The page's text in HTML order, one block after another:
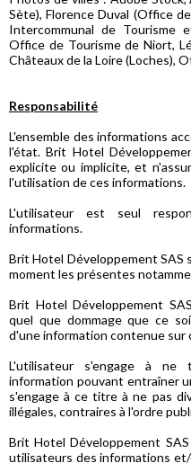
Sète), Florence Duval (Office
Intercommunal de Tourisme
Office de Tourisme de Niort,
Châteaux de la Loire (Loches),
Responsabilité
L'ensemble des informations
l'état. Brit Hotel
explicite ou implicite, et
l'utilisation de ces informations.
L'utilisateur est seul
informations.
Brit Hotel Développement SAS
moment les présentes
Brit Hotel Développement
quel que dommage que ce
d'une information contenue sur
L'utilisateur s'engage à ne
information pouvant entraîner
s'engage à ce titre à ne pas
illégales, contraires à l'ordre
Brit Hotel Développement
utilisateurs des informations